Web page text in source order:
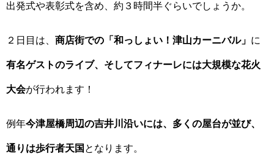
出発式や表彰式を含め、約３時間半ぐらいでしょうか。
２日目は、 商店街での「和っしょい！津山カーニバル」 に
有名ゲストのライブ、そしてフィナーレには大規模な花火
大会が行われます！
例年今津屋橋周辺の吉井川沿いには、多くの屋台が並び、
通りは歩行者天国 となります。